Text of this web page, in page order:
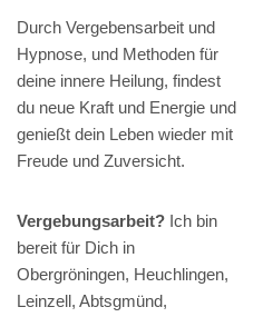
Durch Vergebensarbeit und
Hypnose, und Methoden für
deine innere Heilung, findest
du neue Kraft und Energie und
genießt dein Leben wieder mit
Freude und Zuversicht.
Vergebungsarbeit? Ich bin
bereit für Dich in
Obergröningen, Heuchlingen,
Leinzell, Abtsgmünd,